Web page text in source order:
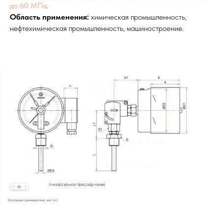
до 60 МПа.
Область применения: химическая промышленность,
нефтехимическая промышленность, машиностроение.